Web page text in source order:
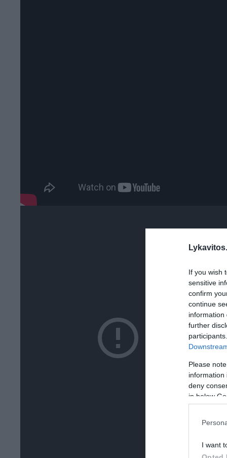
If you wish
sensitive
confirm
continue
information
further
Please
information
deny
in below
I want